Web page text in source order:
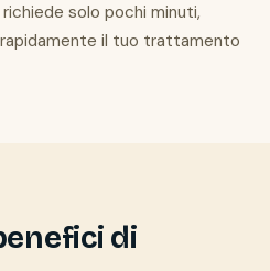
solo pochi minuti,
il tuo trattamento
di